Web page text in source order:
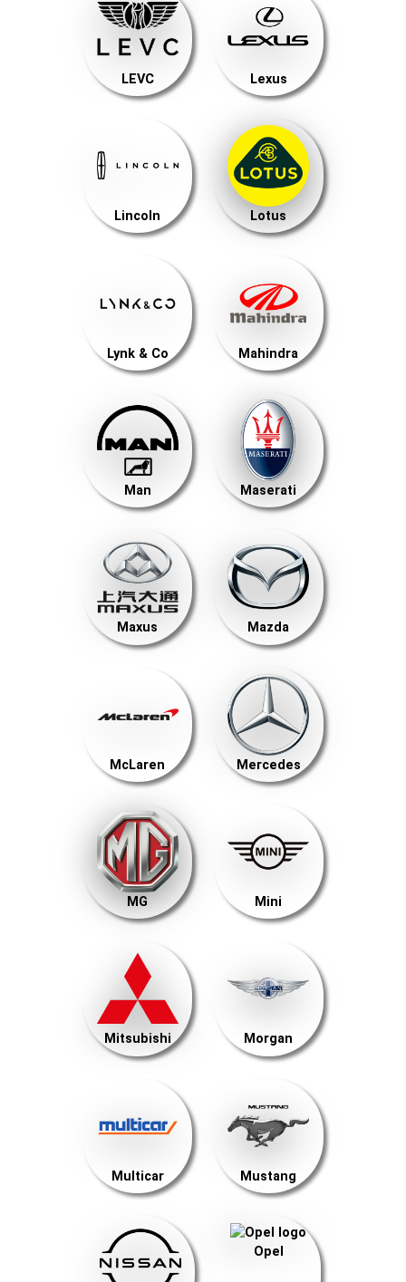
LEVC Lexus
Lincoln Lotus
Lynk & Co Mahindra
Man Maserati
Maxus Mazda
McLaren Mercedes
MG Mini
Mitsubishi Morgan
Multicar Mustang
Opel